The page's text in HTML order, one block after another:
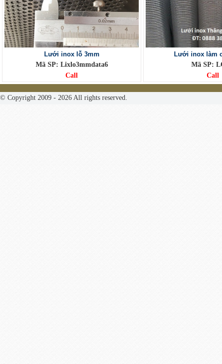
Lưới inox lỗ 3mm
Mã SP: Lixlo3mmdata6
Call
Lưới inox làm
Mã SP:
Call
© Copyright 2009 - 2026 All rights reserved.